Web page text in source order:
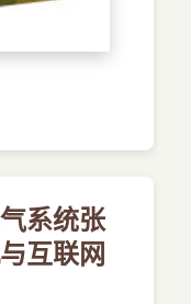
系统张
互联网